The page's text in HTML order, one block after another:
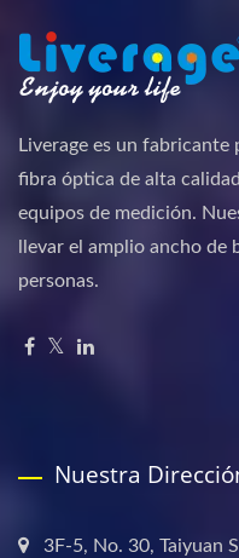
Liverage es un
fibra óptica de alta
equipos de medición.
llevar el amplio ancho de
personas.
Nuestra
3F-5, No. 30, Taiyuan